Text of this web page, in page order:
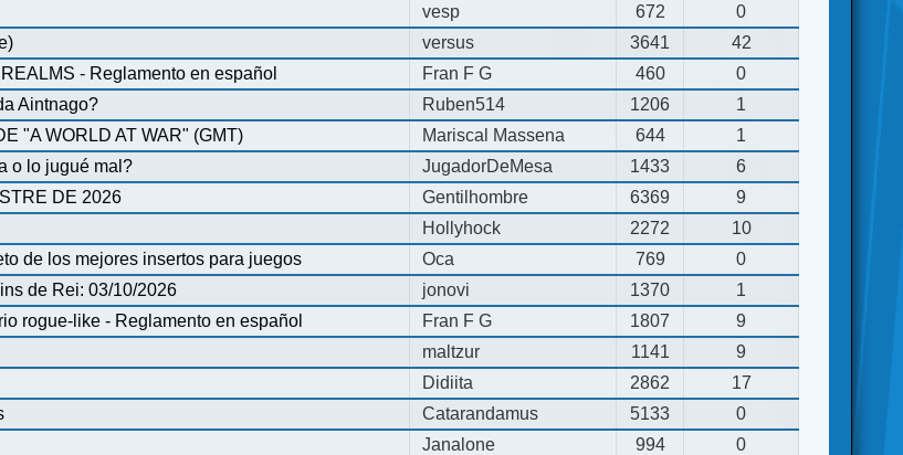
vesp 672
0
versus 3641
42
- Reglamento en español Fran F G 460
0
Aintnago? Ruben514 1206
1
"A WORLD AT WAR" (GMT) Mariscal Massena 644
1
o lo jugué mal? JugadorDeMesa 1433
6
DE 2026 Gentilhombre 6369
9
Hollyhock 2272
10
de los mejores insertos para juegos Oca 769
0
de Rei: 03/10/2026 jonovi 1370
1
rogue-like - Reglamento en español Fran F G 1807
9
maltzur 1141
9
Didiita 2862
17
Catarandamus 5133
0
Janalone 994
0